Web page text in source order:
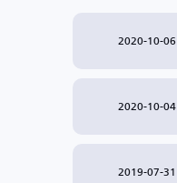
2020-10-06
2020-10-04
2019-07-31